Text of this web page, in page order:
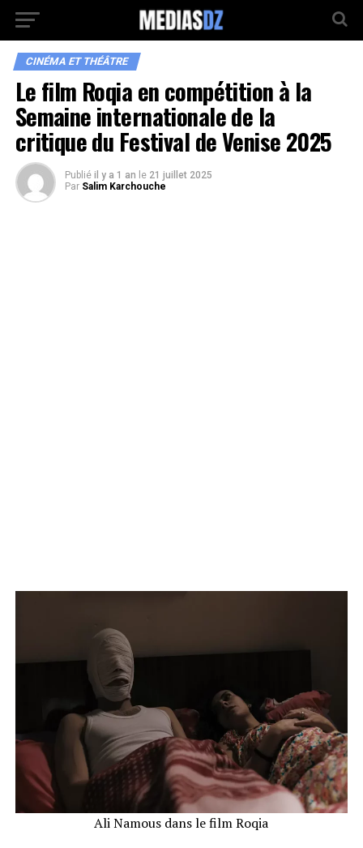
CINÉMA ET THÉÂTRE
Le film Roqia en compétition à la
Semaine internationale de la
critique du Festival de Venise 2025
Publié il y a 1 an le 21 juillet 2025
Par Salim Karchouche
Ali Namous dans le film Roqia